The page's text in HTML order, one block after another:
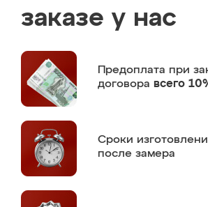
заказе у нас
Предоплата при
договора всего
Сроки
после замера